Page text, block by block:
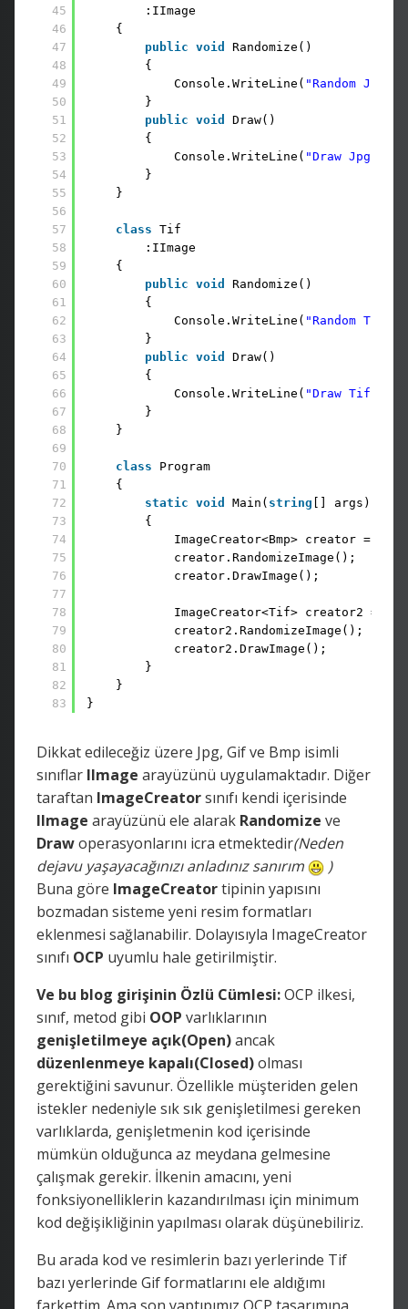
45
46
47
48
49
50
51
52
53
54
55
56
57
58
59
60
61
62
63
64
65
66
67
68
69
70
71
72
73
74
75
76
77
78
79
80
81
82
83
:IImage
{
public void
Randomize()
{
Console.WriteLine( "Random Jpg"
}
public void
Draw()
{
Console.WriteLine( "Draw Jpg"
}
}
class Tif
:IImage
{
public void
Randomize()
{
Console.WriteLine( "Random Tif"
}
public void
Draw()
{
Console.WriteLine( "Draw Tif"
}
}
class
Program
{
static void Main( string [] args)
{
ImageCreator<Bmp> creator =
creator.RandomizeImage();
creator.DrawImage();
ImageCreator<Tif> creator2 =
creator2.RandomizeImage();
}
}
}
Dikkat edileceğiz üzere Jpg, Gif ve Bmp isimli
sınıflar IImage arayüzünü uygulamaktadır. Diğer
taraftan ImageCreatorsınıfı kendi içerisinde
IImage arayüzünü ele alarak Randomize ve
Drawoperasyonlarını icra etmektedir(Neden
dejavu yaşayacağınızı anladınız sanırım
)
Buna göre ImageCreatortipinin yapısını
bozmadan sisteme yeni resim formatları
eklenmesi sağlanabilir. Dolayısıyla ImageCreator
sınıfı OCP uyumlu hale getirilmiştir.
Ve bu blog girişinin Özlü Cümlesi:OCP ilkesi,
sınıf, metod gibi OOP varlıklarının
genişletilmeye açık(Open)ancak
düzenlenmeye kapalı(Closed)olması
gerektiğini savunur. Özellikle müşteriden gelen
istekler nedeniyle sık sık genişletilmesi gereken
varlıklarda, genişletmenin kod içerisinde
mümkün olduğunca az meydana gelmesine
çalışmak gerekir. İlkenin amacını, yeni
fonksiyonelliklerin kazandırılması için minimum
kod değişikliğinin yapılması olarak düşünebiliriz.
Bu arada kod ve resimlerin bazı yerlerinde Tif
bazı yerlerinde Gif formatlarını ele aldığımı